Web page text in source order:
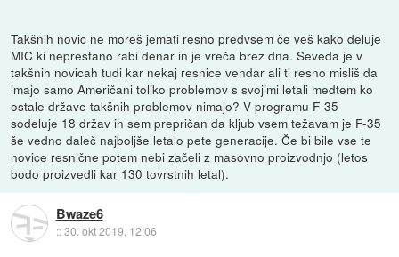
Takšnih novic ne moreš jemati resno predvsem če veš kako deluje
MIC ki neprestano rabi denar in je vreča brez dna. Seveda je v
takšnih novicah tudi kar nekaj resnice vendar ali ti resno misliš da
imajo samo Američani toliko problemov s svojimi letali medtem ko
ostale države takšnih problemov nimajo? V programu F-35
sodeluje 18 držav in sem prepričan da kljub vsem težavam je F-35
še vedno daleč najboljše letalo pete generacije. Če bi bile vse te
novice resnične potem nebi začeli z masovno proizvodnjo (letos
bodo proizvedli kar 130 tovrstnih letal).
Bwaze6
::30. okt 2019, 12:06